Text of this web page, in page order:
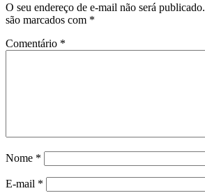
O seu endereço de e-mail não será publicado.
são marcados com *
Comentário *
Nome *
E-mail *